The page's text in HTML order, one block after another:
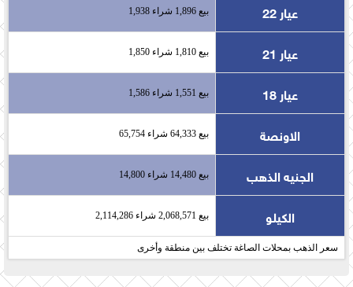
عيار 22 بيع 1,896 شراء 1,938
عيار 21 بيع 1,810 شراء 1,850
عيار 18 بيع 1,551 شراء 1,586
الاونصة بيع 64,333 شراء 65,754
الجنيه الذهب بيع 14,480 شراء 14,800
الكيلو بيع 2,068,571 شراء 2,114,286
سعر الذهب بمحلات الصاغة تختلف بين منطقة وأخرى